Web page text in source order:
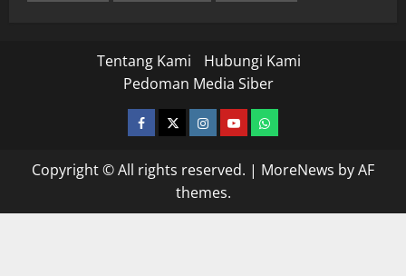
Tentang Kami
Hubungi Kami
Pedoman Media Siber
facebooktwitterinstagram.com
youtubewhatsapp
Copyright © All rights reserved. | MoreNews by AF
themes.